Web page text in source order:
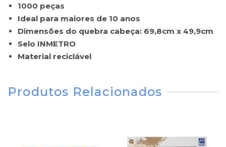
1000 peças
Ideal para maiores de 10 anos
Dimensões do quebra cabeça: 69,8cm x 49,9cm
Selo INMETRO
Material reciclável
Produtos Relacionados